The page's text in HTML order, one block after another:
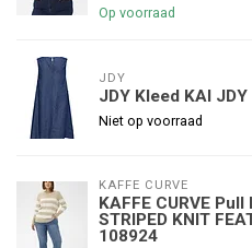
Op voorraad
JDY
JDY Kleed KAI JDY
Niet op voorraad
KAFFE CURVE
KAFFE CURVE Pull
STRIPED KNIT
108924